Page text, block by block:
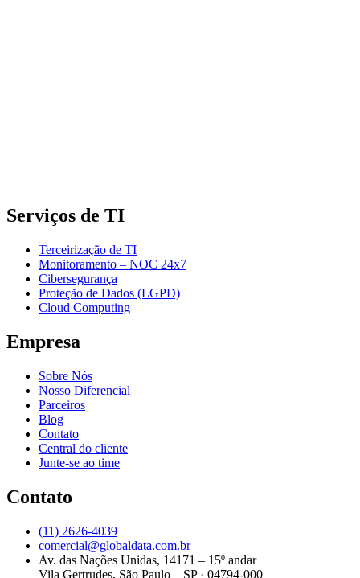
Serviços de TI
Terceirização de TI
Monitoramento – NOC 24x7
Cibersegurança
Proteção de Dados (LGPD)
Cloud Computing
Empresa
Sobre Nós
Nosso Diferencial
Parceiros
Blog
Contato
Central do cliente
Junte-se ao time
Contato
(11) 2626-4039
comercial@globaldata.com.br
Av. das Nações Unidas, 14171 – 15º andar
Vila Gertrudes, São Paulo – SP · 04794-000